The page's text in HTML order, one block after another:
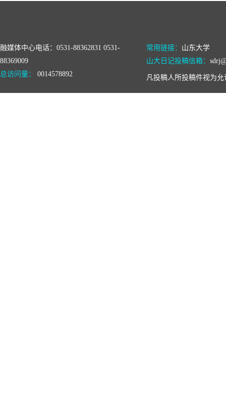
融媒体中心电话：0531-88362831 0531-
88369009
常用链接： 山东大学
山大日记投稿信箱：
总访问量：
0014578892 凡投稿人所投稿件视为